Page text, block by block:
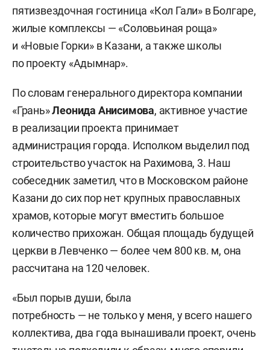
пятизвездочная гостиница «Кол Гали» в Болгаре,
жилые комплексы — «Соловьиная роща»
и «Новые Горки» в Казани, а также школы
по проекту «Адымнар».
По словам генерального директора компании
«Грань»Леонида Анисимова, активное участие
в реализации проекта принимает
администрация города. Исполком выделил под
строительство участок на Рахимова, 3. Наш
собеседник заметил, что в Московском районе
Казани до сих пор нет крупных православных
храмов, которые могут вместить большое
количество прихожан. Общая площадь будущей
церкви в Левченко — более чем 800 кв. м, она
рассчитана на 120 человек.
«Был порыв души, была
потребность — не только у меня, у всего нашего
коллектива, два года вынашивали проект, очень